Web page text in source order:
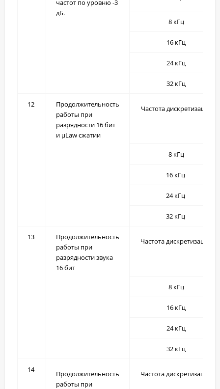
частот по уровню -3
дБ.
8 кГц
16 кГц
24 кГц
32 кГц
12
Продолжительность
работы при
разрядности 16 бит
и µLaw сжатии
Частота дискретизации
8 кГц
16 кГц
24 кГц
32 кГц
13
Продолжительность
работы при
разрядности звука
16 бит
Частота дискретизации
8 кГц
16 кГц
24 кГц
32 кГц
14
Продолжительность
работы при
Частота дискретизации